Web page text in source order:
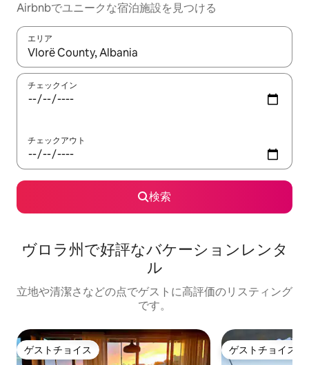
Airbnbでユニークな宿泊施設を見つける
エリア
検索結果が表示されたら、上下の矢印キーを使って移動するか
チェックイン
チェックアウト
検索
ヴロラ州で好評なバケーションレンタ
ル
立地や清潔さなどの点でゲストに高評価のリスティング
です。
ゲストチョイス
ゲストチョイス ゲストチョイス
ゲストチョイス